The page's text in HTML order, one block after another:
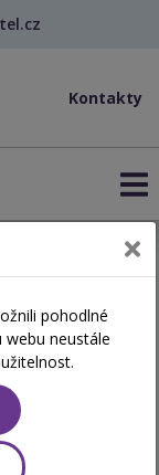
Kontakty
pohodlné
webu neustále